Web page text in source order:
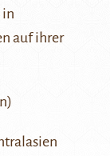
in
auf ihrer